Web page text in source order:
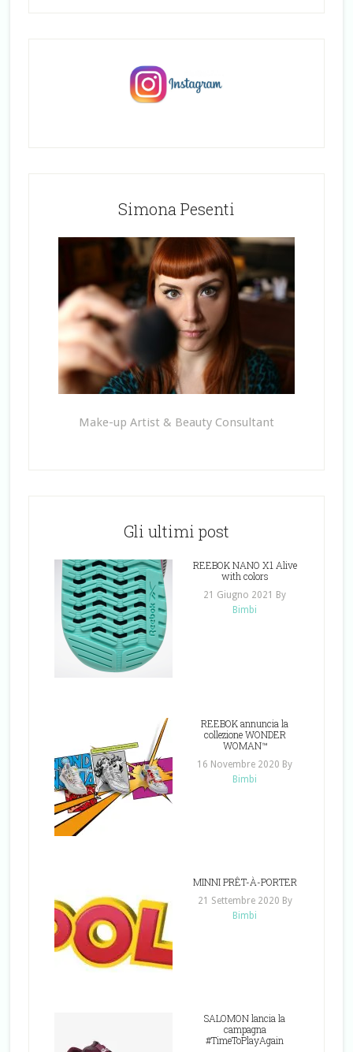
Simona Pesenti
Make-up Artist & Beauty Consultant
Gli ultimi post
REEBOK NANO X1 Alive
with colors
21 Giugno 2021 By
Bimbi
REEBOK annuncia la
collezione WONDER
WOMAN™
16 Novembre 2020 By
Bimbi
MINNI PRÊT-À-PORTER
21 Settembre 2020 By
Bimbi
SALOMON lancia la
campagna
#TimeToPlayAgain